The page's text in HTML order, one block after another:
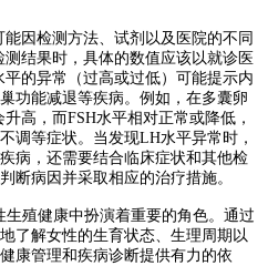
因检测方法、试剂以及医院的不同
结果时，具体的数值应该以就诊医
的异常（过高或过低）可能提示内
功能减退等疾病。例如，在多囊卵
高，而FSH水平相对正常或降低，
调等症状。当发现LH水平异常时，
病，还需要结合临床症状和其他检
断病因并采取相应的治疗措施。
殖健康中扮演着重要的角色。通过
了解女性的生育状态、生理周期以
康管理和疾病诊断提供有力的依